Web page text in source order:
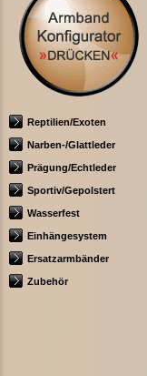
Reptilien/Exoten
Narben-/Glattleder
Prägung/Echtleder
Sportiv/Gepolstert
Wasserfest
Einhängesystem
Ersatzarmbänder
Zubehör